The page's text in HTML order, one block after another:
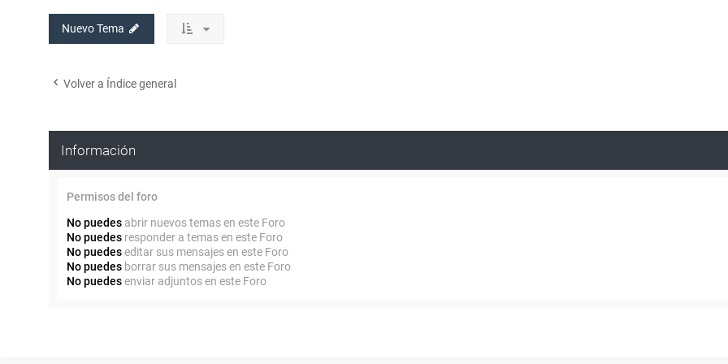
Nuevo Tema
Volver a Índice general
Información
Permisos del foro
No puedes abrir nuevos temas en este Foro
No puedes responder a temas en este Foro
No puedeseditar sus mensajes en este Foro
No puedes borrar sus mensajes en este Foro
No puedesenviar adjuntos en este Foro